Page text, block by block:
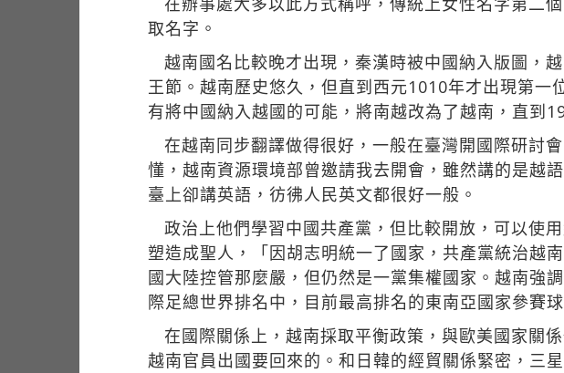
取名字。
越南國名比較晚才出現，秦漢時被中國納入版圖，
王節。越南歷史悠久，但直到西元1010年才出現第
有將中國納入越國的可能，將南越改為了越南，直到
在越南同步翻譯做得很好，一般在臺灣開國際研討
懂，越南資源環境部曾邀請我去開會，雖然講的是越
臺上卻講英語，彷彿人民英文都很好一般。
政治上他們學習中國共產黨，但比較開放，可以使
塑造成聖人，「因胡志明統一了國家，共產黨統治越
國大陸控管那麼嚴，但仍然是一黨集權國家。越南強
際足總世界排名中，目前最高排名的東南亞國家參賽
在國際關係上，越南採取平衡政策，與歐美國家關
越南官員出國要回來的。和日韓的經貿關係緊密，三